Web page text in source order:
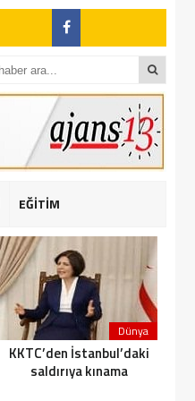
EĞİTİM
Dünya
KKTC’den İstanbul’daki
saldırıya kınama